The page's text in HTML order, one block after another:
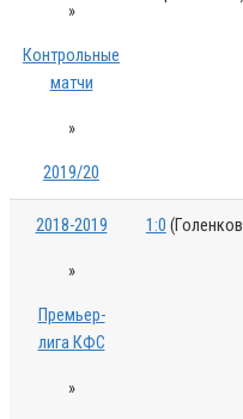
»
Контрольные
матчи
»
2019/20
2018-2019
»
Премьер-
лига КФС
»
1:0